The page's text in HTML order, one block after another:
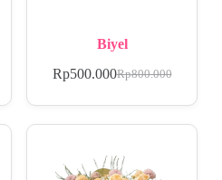
Biyel
Rp800.000
Rp500.000